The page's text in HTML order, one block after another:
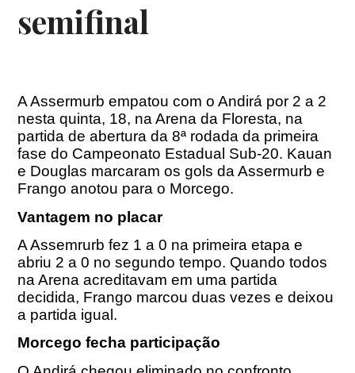
semifinal
A Assermurb empatou com o Andirá por 2 a 2
nesta quinta, 18, na Arena da Floresta, na
partida de abertura da 8ª rodada da primeira
fase do Campeonato Estadual Sub-20. Kauan
e Douglas marcaram os gols da Assermurb e
Frango anotou para o Morcego.
Vantagem no placar
A Assemrurb fez 1 a 0 na primeira etapa e
abriu 2 a 0 no segundo tempo. Quando todos
na Arena acreditavam em uma partida
decidida, Frango marcou duas vezes e deixou
a partida igual.
Morcego fecha participação